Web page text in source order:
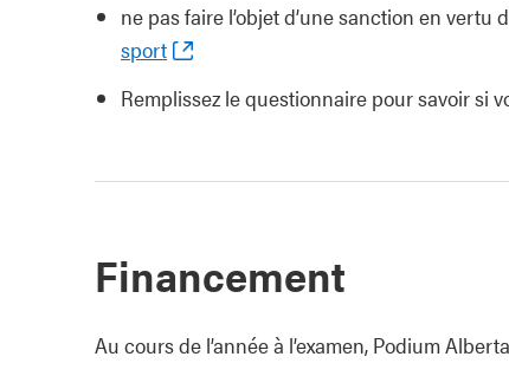
ne pas faire l’objet d’une sanction en vertu
sport
Remplissez le questionnaire pour savoir si
Financement
Au cours de l’année à l’examen, Podium